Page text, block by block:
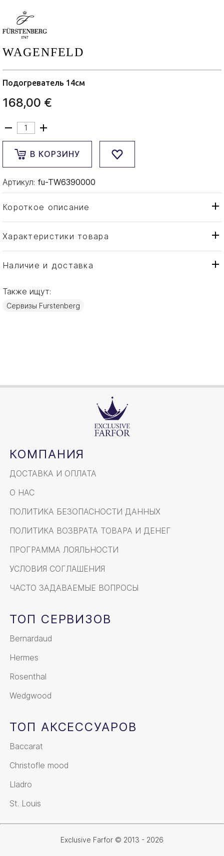
WAGENFELD
Подогреватель 14см
168,00 €
В КОРЗИНУ
Артикул: fu-TW6390000
Короткое описание
Характеристики товара
Тип товара
Подогреватель
Бренд
Страна производителя
Материал
Наличие и доставка
Также ищут:
Сервизы Furstenberg
КОМПАНИЯ
ДОСТАВКА И ОПЛАТА
О НАС
ПОЛИТИКА БЕЗОПАСНОСТИ ДАННЫХ
ПОЛИТИКА ВОЗВРАТА ТОВАРА И ДЕНЕГ
ПРОГРАММА ЛОЯЛЬНОСТИ
УСЛОВИЯ СОГЛАШЕНИЯ
ЧАСТО ЗАДАВАЕМЫЕ ВОПРОСЫ
ТОП СЕРВИЗОВ
Bernardaud
Hermes
Rosenthal
Wedgwood
ТОП АКСЕССУАРОВ
Baccarat
Christofle mood
Lladro
St. Louis
Exclusive Farfor © 2013 - 2026